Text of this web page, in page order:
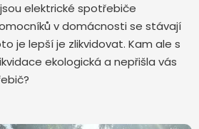
elektrické spotřebiče
v domácnosti se stávají
je lepší je zlikvidovat. Kam ale s
ekologická a nepřišla vás